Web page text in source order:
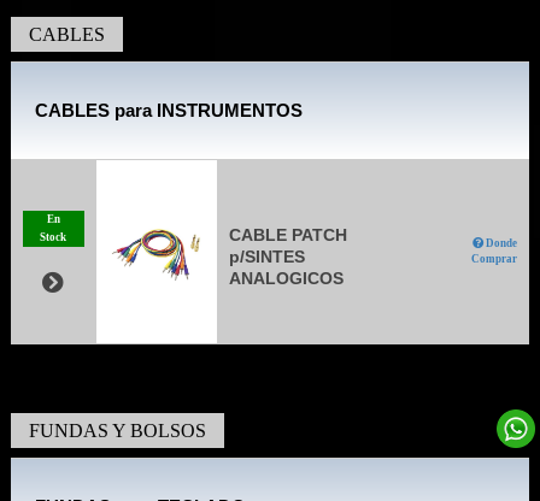
CABLES
CABLES para INSTRUMENTOS
En
Stock
CABLE PATCH
p/SINTES
ANALOGICOS
Donde
Comprar
FUNDAS Y BOLSOS